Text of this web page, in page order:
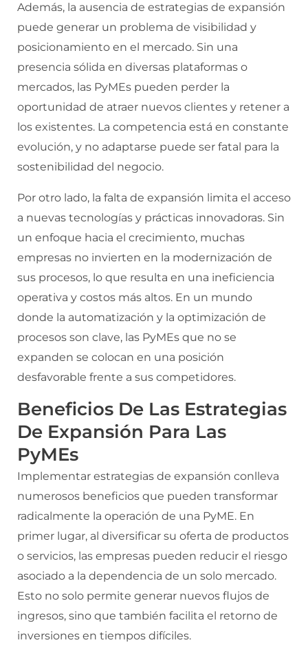
Además, la ausencia de estrategias de expansión
puede generar un problema de visibilidad y
posicionamiento en el mercado. Sin una
presencia sólida en diversas plataformas o
mercados, las PyMEs pueden perder la
oportunidad de atraer nuevos clientes y retener a
los existentes. La competencia está en constante
evolución, y no adaptarse puede ser fatal para la
sostenibilidad del negocio.
Por otro lado, la falta de expansión limita el acceso
a nuevas tecnologías y prácticas innovadoras. Sin
un enfoque hacia el crecimiento, muchas
empresas no invierten en la modernización de
sus procesos, lo que resulta en una ineficiencia
operativa y costos más altos. En un mundo
donde la automatización y la optimización de
procesos son clave, las PyMEs que no se
expanden se colocan en una posición
desfavorable frente a sus competidores.
Beneficios De Las Estrategias
De Expansión Para Las
PyMEs
Implementar estrategias de expansión conlleva
numerosos beneficios que pueden transformar
radicalmente la operación de una PyME. En
primer lugar, al diversificar su oferta de productos
o servicios, las empresas pueden reducir el riesgo
asociado a la dependencia de un solo mercado.
Esto no solo permite generar nuevos flujos de
ingresos, sino que también facilita el retorno de
inversiones en tiempos difíciles.